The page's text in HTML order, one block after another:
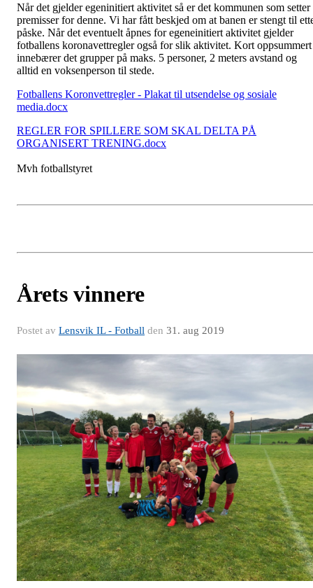
Når det gjelder egeninitiert aktivitet så er det kommunen som setter
premisser for denne. Vi har fått beskjed om at banen er stengt til
påske. Når det eventuelt åpnes for egeneinitiert aktivitet gjelder
fotballens koronavettregler også for slik aktivitet. Kort oppsummert
innebærer det grupper på maks. 5 personer, 2 meters avstand og
alltid en voksenperson til stede.
Fotballens Koronvettregler - Plakat til utsendelse og sosiale
media.docx
REGLER FOR SPILLERE SOM SKAL DELTA PÅ
ORGANISERT TRENING.docx
Mvh fotballstyret
Årets vinnere
Postet av Lensvik IL - Fotball den 31. aug 2019